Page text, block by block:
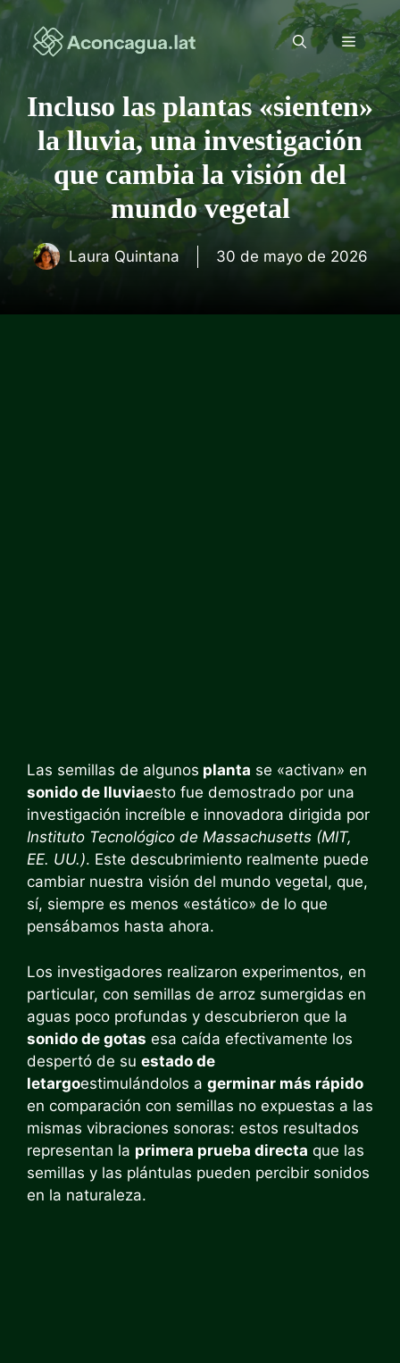
Saltar
contenido
Menú
Incluso las plantas «sienten»
la lluvia, una investigación
que cambia la visión del
mundo vegetal
Laura Quintana 30 de mayo de 2026
Las semillas de algunos planta se «activan» en
sonido de lluviaesto fue demostrado por una
investigación increíble e innovadora dirigida por
Instituto Tecnológico de Massachusetts (MIT,
EE. UU.). Este descubrimiento realmente puede
cambiar nuestra visión del mundo vegetal, que,
sí, siempre es menos «estático» de lo que
pensábamos hasta ahora.
Los investigadores realizaron experimentos, en
particular, con semillas de arroz sumergidas en
aguas poco profundas y descubrieron que la
sonido de gotas esa caída efectivamente los
despertó de su estado de
letargoestimulándolos a germinar más rápido
en comparación con semillas no expuestas a las
mismas vibraciones sonoras: estos resultados
representan la primera prueba directa que las
semillas y las plántulas pueden percibir sonidos
en la naturaleza.